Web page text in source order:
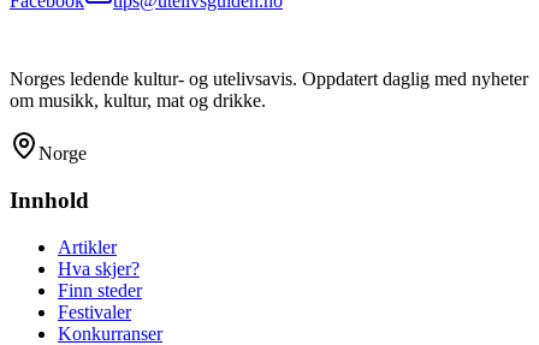
Norges ledende kultur- og utelivsavis. Oppdatert daglig med nyheter
om musikk, kultur, mat og drikke.
Norge
Innhold
Artikler
Hva skjer?
Finn steder
Festivaler
Konkurranser